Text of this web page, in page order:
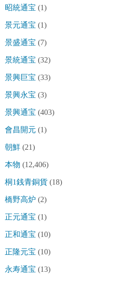
昭統通宝 (1)
景元通宝 (1)
景盛通宝 (7)
景統通宝 (32)
景興巨宝 (33)
景興永宝 (3)
景興通宝 (403)
會昌開元 (1)
朝鮮 (21)
本物 (12,406)
桐1銭青銅貨 (18)
橋野高炉 (2)
正元通宝 (1)
正和通宝 (10)
正隆元宝 (10)
永寿通宝 (13)